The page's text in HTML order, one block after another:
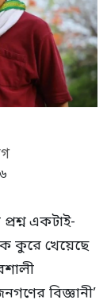
প্রশ্ন একটাই-
কুরে খেয়েছে
বিজ্ঞানী’